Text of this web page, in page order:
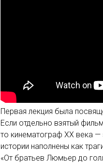
Первая лекция была
Если отдельно взятый
то кинематограф ХХ века —
истории наполнены как
«От братьев Люмьер до